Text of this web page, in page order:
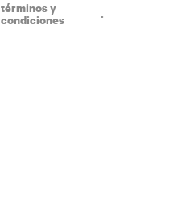
términos y
condiciones
.